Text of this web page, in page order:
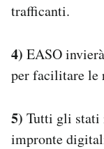
trafficanti.
4) EASO
per facilitare le
5) Tutti gli stati
impronte